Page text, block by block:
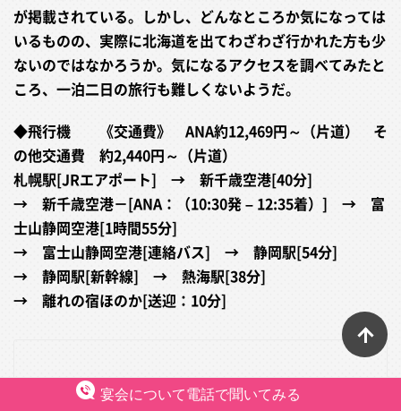
宴会について電話で聞いてみる
が掲載されている。しかし、どんなところか気になっては
いるものの、実際に北海道を出てわざわざ行かれた方も少
ないのではなかろうか。気になるアクセスを調べてみたと
ころ、一泊二日の旅行も難しくないようだ。
◆飛行機 《交通費》 ANA約12,469円～（片道） そ
の他交通費 約2,440円～（片道）
札幌駅[JRエアポート] → 新千歳空港[40分]
→ 新千歳空港－[ANA：（10:30発 – 12:35着）] → 富
士山静岡空港[1時間55分]
→ 富士山静岡空港[連絡バス] → 静岡駅[54分]
→ 静岡駅[新幹線] → 熱海駅[38分]
→ 離れの宿ほのか[送迎：10分]